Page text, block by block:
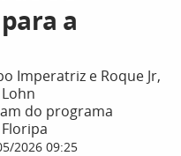
a
Imperatriz e Roque Jr,
do programa
2026 09:25